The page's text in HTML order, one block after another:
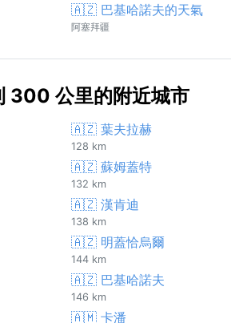
🇦🇿 巴基哈諾夫的天氣
阿塞拜疆
300 公里的附近城市
🇦🇿 葉夫拉赫
128 km
🇦🇿 蘇姆蓋特
132 km
🇦🇿 漢肯迪
138 km
🇦🇿 明蓋恰烏爾
144 km
🇦🇿 巴基哈諾夫
146 km
🇦🇲 卡潘